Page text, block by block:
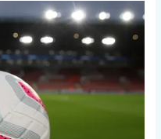
فمنیسم
و
رفتارهای
نژادپرستانه
در